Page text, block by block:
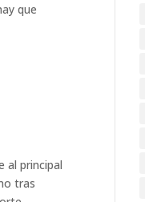
que
al principal
tras